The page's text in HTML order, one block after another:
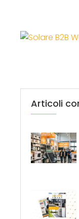
Articoli